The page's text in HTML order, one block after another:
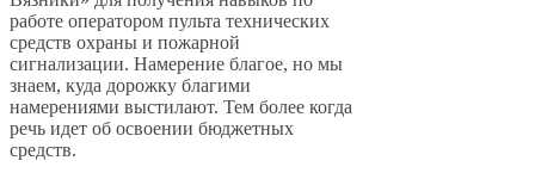
работе оператором пульта технических
средств охраны и пожарной
сигнализации. Намерение благое, но мы
знаем, куда дорожку благими
намерениями выстилают. Тем более когда
речь идет об освоении бюджетных
средств.